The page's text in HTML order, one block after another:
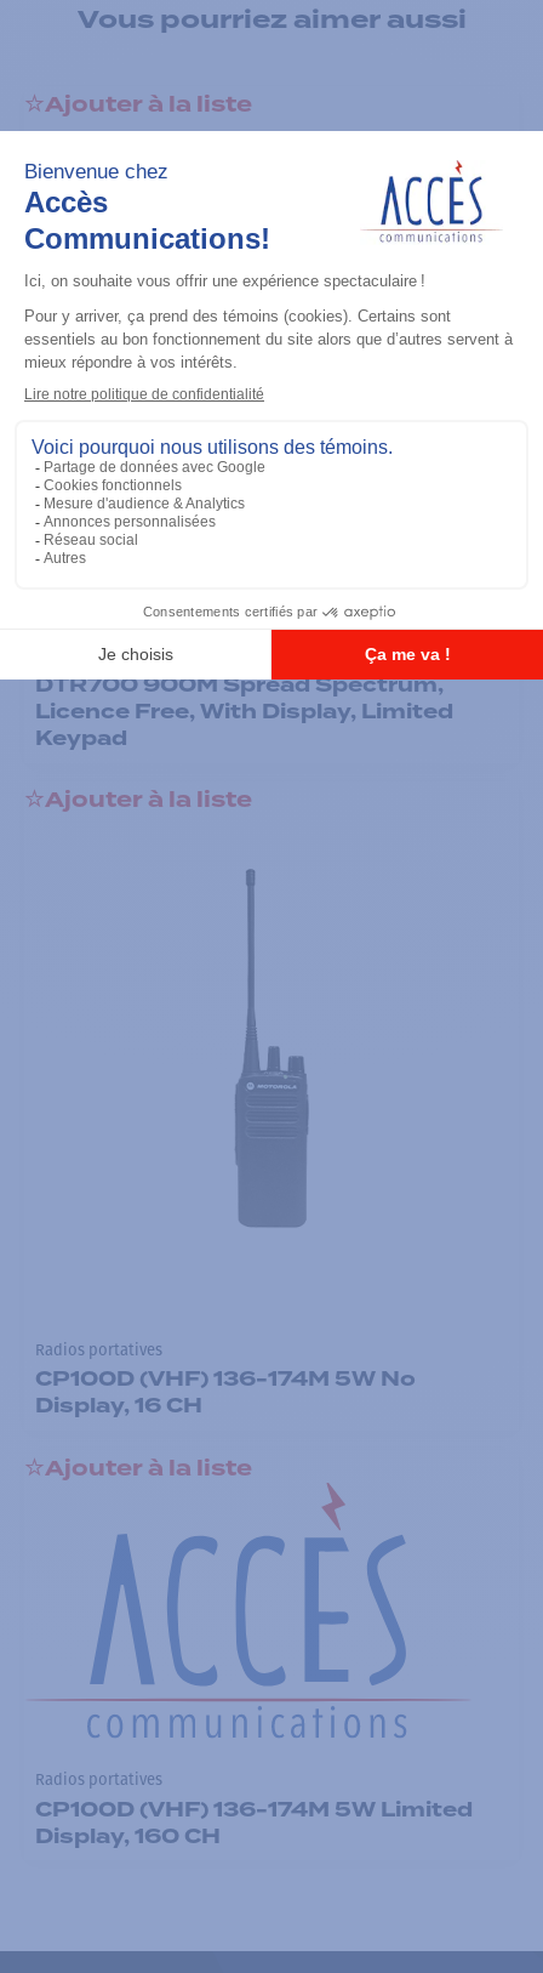
Vous pourriez aimer aussi
Ajouter à la liste
Radios portatives
DTR700 900M Spread Spectrum,
Licence Free, With Display, Limited
Keypad
Ajouter à la liste
Radios portatives
CP100D (VHF) 136-174M 5W No
Display, 16 CH
Ajouter à la liste
Radios portatives
CP100D (VHF) 136-174M 5W Limited
Display, 160 CH